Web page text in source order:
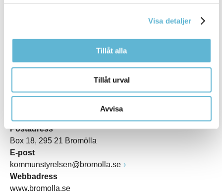
Visa detaljer
Tillåt alla
Tillåt urval
Avvisa
Postadress
Box 18, 295 21 Bromölla
E-post
kommunstyrelsen@bromolla.se
Webbadress
www.bromolla.se